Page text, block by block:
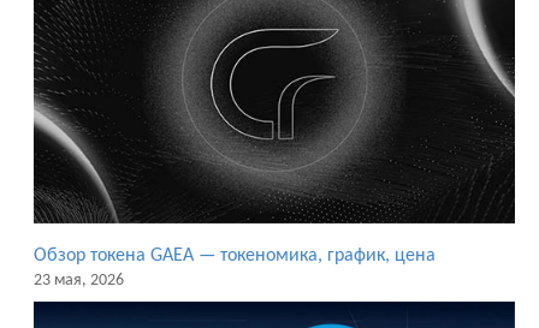
Обзор токена GAEA — токеномика, график, цена
23 мая, 2026